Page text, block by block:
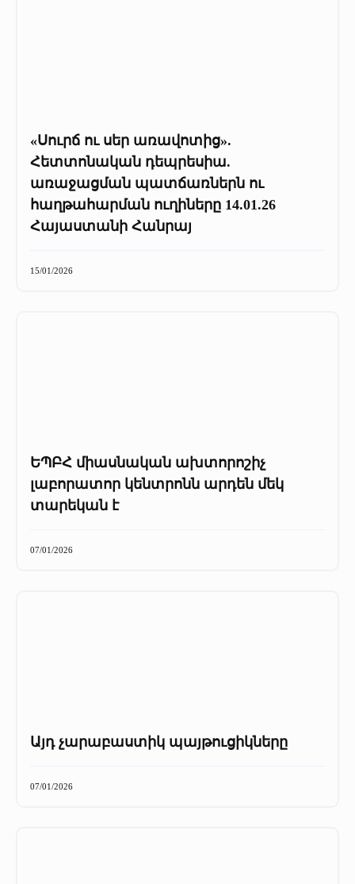
«Սուրճ ու սեր առավոտից».
Հետտոնական դեպրեսիա.
առաջացման պատճառներն ու
հաղթահարման ուղիները 14.01.26
Հայաստանի Հանրայ
15/01/2026
ԵՊԲՀ միասնական ախտորոշիչ
լաբորատոր կենտրոնն արդեն մեկ
տարեկան է
07/01/2026
Այդ չարաբաստիկ պայթուցիկները
07/01/2026